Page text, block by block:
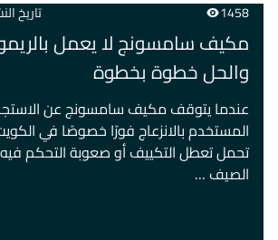
1458 تاريخ النشر: 08/
مكيف سامسونج لا يعمل
والحل خطوة بخطوة
عندما يتوقف مكيف سامسونج عن
المستخدم بالانزعاج فورًا خصوصًا في
تحمل تعطل التكييف أو صعوبة التحكم فيه
الصيف …